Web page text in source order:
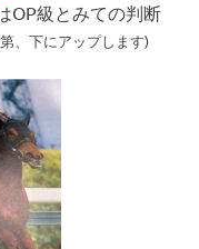
OP級とみての判断
、下にアップします)